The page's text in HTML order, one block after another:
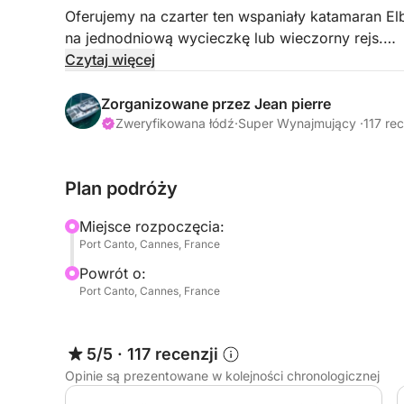
Oferujemy na czarter ten wspaniały katamaran
na jednodniową wycieczkę lub wieczorny rejs.
relaksuj się, delektuj się wykwintnymi
zaciszne zatoczki z krystalicznie czystą wodą.
deski SUP, 1 dwuosobowy kajak, maski i fajki, a
Aby zapewnić jeszcze pełniejsze wrażenia,
takie jak catering.
Z niecierpliwością czekamy na powitanie
Czytaj więcej
Zorganizowane przez Jean pierre
Zweryfikowana łódź·Super Wynajmujący ·117
Plan podróży
Miejsce rozpoczęcia:
Port Canto, Cannes, France
Powrót o:
Port Canto, Cannes, France
5/5 · 117 recenzji
Opinie są prezentowane w kolejności chronologicznej